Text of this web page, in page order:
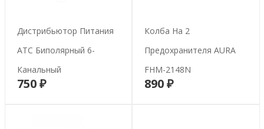
Дистрибьютор Питания
ATC Биполярный 6-
Канальный
750 ₽В корзину
Колба На 2
Предохранителя AURA
FHM-2148N
890 ₽В корзину